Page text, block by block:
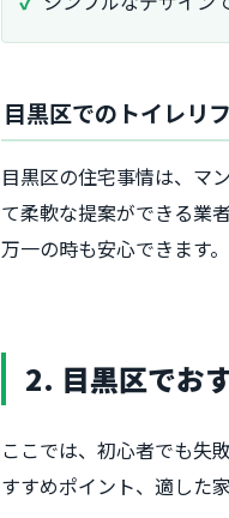
目黒区でのトイレリ
目黒区の住宅事情は、マ
て柔軟な提案ができる業
万一の時も安心できます。
2. 目黒区でお
ここでは、初心者でも失
すすめポイント、適した